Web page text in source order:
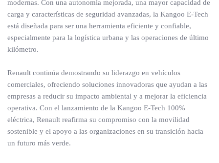
modernas. Con una autonomía mejorada, una mayor capacidad de
carga y características de seguridad avanzadas, la Kangoo E-Tech
está diseñada para ser una herramienta eficiente y confiable,
especialmente para la logística urbana y las operaciones de último
kilómetro.
Renault continúa demostrando su liderazgo en vehículos
comerciales, ofreciendo soluciones innovadoras que ayudan a las
empresas a reducir su impacto ambiental y a mejorar la eficiencia
operativa. Con el lanzamiento de la Kangoo E-Tech 100%
eléctrica, Renault reafirma su compromiso con la movilidad
sostenible y el apoyo a las organizaciones en su transición hacia
un futuro más verde.